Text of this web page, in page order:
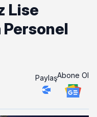
Lise
Personel
PaylaşAbone Ol